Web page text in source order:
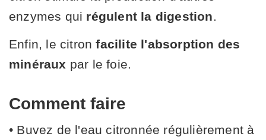
enzymes qui régulent la digestion.
Enfin, le citronfacilite l'absorption des
minéraux par le foie.
Comment faire
• Buvez de l'eau citronnée régulièrement à